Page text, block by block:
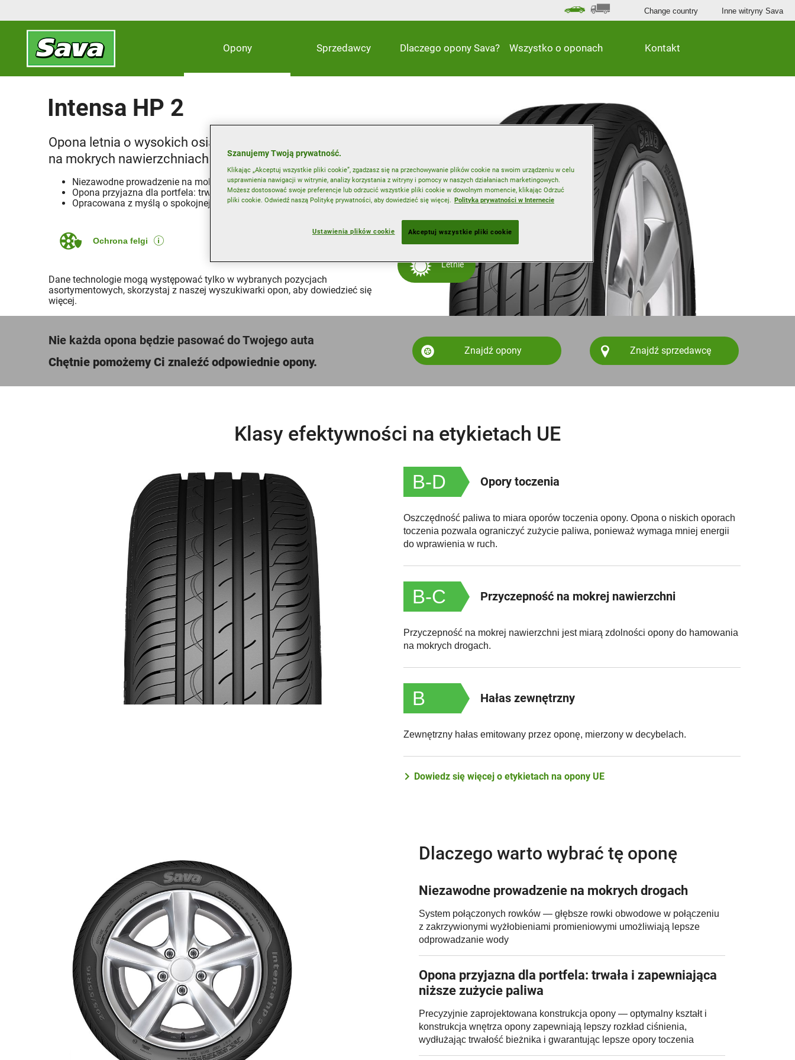
Opony Sprzedawcy Dlaczego opony Sava? Wszystko o oponach Kontakt
Change country Inne witryny Sava
Intensa HP 2
Opona letnia o wysokich osiągach doskonale spisująca się
na mokrych nawierzchniach
Niezawodne prowadzenie na mokrych drogach
Opona przyjazna dla portfela: trwała i zapewniająca niższe zużycie paliwa
Opracowana z myślą o spokojnej jeździe
Ochrona felgi
Dane technologie mogą występować tylko w wybranych pozycjach
asortymentowych, skorzystaj z naszej wyszukiwarki opon, aby dowiedzieć się
więcej.
Letnie
Nie każda opona będzie pasować do Twojego auta
Chętnie pomożemy Ci znaleźć odpowiednie opony.
Znajdź opony Znajdź sprzedawcę
Klasy efektywności na etykietach UE
B-D Opory toczenia
Oszczędność paliwa to miara oporów toczenia opony. Opona o niskich oporach
toczenia pozwala ograniczyć zużycie paliwa, ponieważ wymaga mniej energii
do wprawienia w ruch.
B-C Przyczepność na mokrej nawierzchni
Przyczepność na mokrej nawierzchni jest miarą zdolności opony do hamowania
na mokrych drogach.
B Hałas zewnętrzny
Zewnętrzny hałas emitowany przez oponę, mierzony w decybelach.
Dowiedz się więcej o etykietach na opony UE
Dlaczego warto wybrać tę oponę
Niezawodne prowadzenie na mokrych drogach
System połączonych rowków — głębsze rowki obwodowe w połączeniu
z zakrzywionymi wyżłobieniami promieniowymi umożliwiają lepsze
odprowadzanie wody
Opona przyjazna dla portfela: trwała i zapewniająca
niższe zużycie paliwa
Precyzyjnie zaprojektowana konstrukcja opony — optymalny kształt i
konstrukcja wnętrza opony zapewniają lepszy rozkład ciśnienia,
wydłużając trwałość bieżnika i gwarantując lepsze opory toczenia
Szanujemy Twoją prywatność.
Klikając „Akceptuj wszystkie pliki cookie”, zgadzasz się na przechowywanie plików cookie na swoim urządzeniu w celu
usprawnienia nawigacji w witrynie, analizy korzystania z witryny i pomocy w naszych działaniach marketingowych.
Możesz dostosować swoje preferencje lub odrzucić wszystkie pliki cookie w dowolnym momencie, klikając Odrzuć
pliki cookie. Odwiedź naszą Politykę prywatności, aby dowiedzieć się więcej. Polityka prywatności w Internecie
Ustawienia plików cookie Akceptuj wszystkie pliki cookie